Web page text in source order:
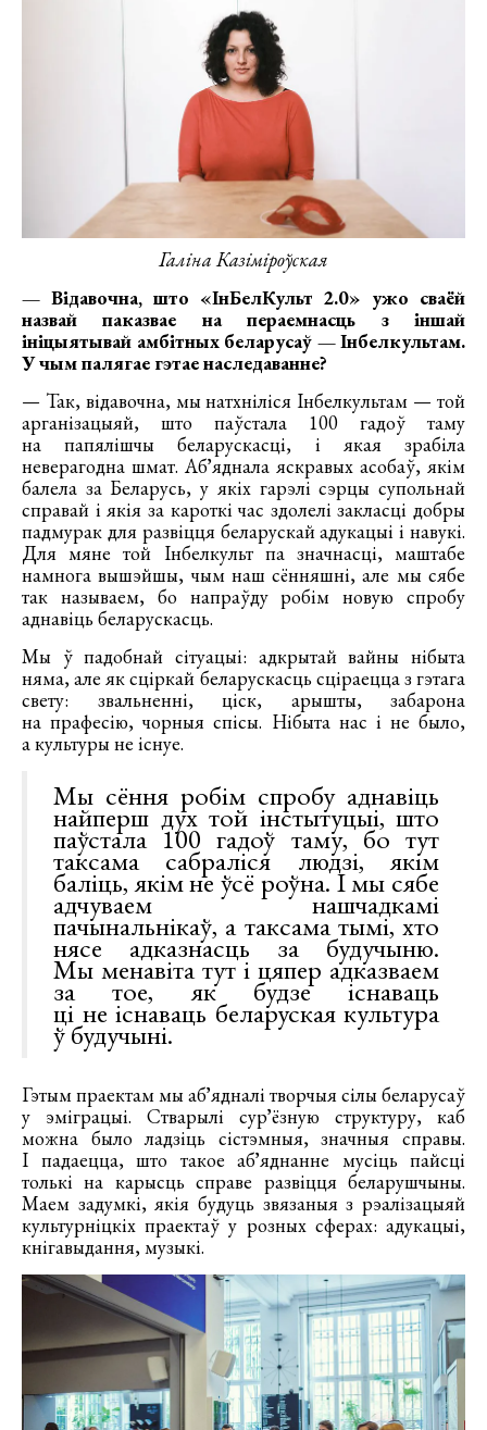
Галіна Казіміроўская
— Відавочна, што «ІнБелКульт 2.0» ужо сваёй
назвай паказвае на пераемнасць з іншай
ініцыятывай амбітных беларусаў — Інбелкультам.
У чым палягае гэтае наследаванне?
— Так, відавочна, мы натхніліся Інбелкультам — той
арганізацыяй, што паўстала 100 гадоў таму
на папялішчы беларускасці, і якая зрабіла
неверагодна шмат. Абʼяднала яскравых асобаў, якім
балела за Беларусь, у якіх гарэлі сэрцы супольнай
справай і якія за кароткі час здолелі закласці добры
падмурак для развіцця беларускай адукацыі і навукі.
Для мяне той Інбелкульт па значнасці, маштабе
намнога вышэйшы, чым наш сённяшні, але мы сябе
так называем, бо напраўду робім новую спробу
аднавіць беларускасць.
Мы ў падобнай сітуацыі: адкрытай вайны нібыта
няма, але як сціркай беларускасць сціраецца з гэтага
свету: звальненні, ціск, арышты, забарона
на прафесію, чорныя спісы. Нібыта нас і не было,
а культуры не існуе.
Мы сёння робім спробу аднавіць
найперш дух той інстытуцыі, што
паўстала 100 гадоў таму, бо тут
таксама сабраліся людзі, якім
баліць, якім не ўсё роўна. І мы сябе
адчуваем нашчадкамі
пачынальнікаў, а таксама тымі, хто
нясе адказнасць за будучыню.
Мы менавіта тут і цяпер адказваем
за тое, як будзе існаваць
ці не існаваць беларуская культура
ў будучыні.
Гэтым праектам мы абʼядналі творчыя сілы беларусаў
у эміграцыі. Стварылі сурʼёзную структуру, каб
можна было ладзіць сістэмныя, значныя справы.
І падаецца, што такое абʼяднанне мусіць пайсці
толькі на карысць справе развіцця беларушчыны.
Маем задумкі, якія будуць звязаныя з рэалізацыяй
культурніцкіх праектаў у розных сферах: адукацыі,
кнігавыдання, музыкі.